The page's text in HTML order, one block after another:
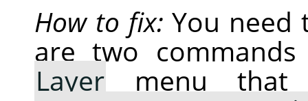
How to fix: You need
are two
Layer menu